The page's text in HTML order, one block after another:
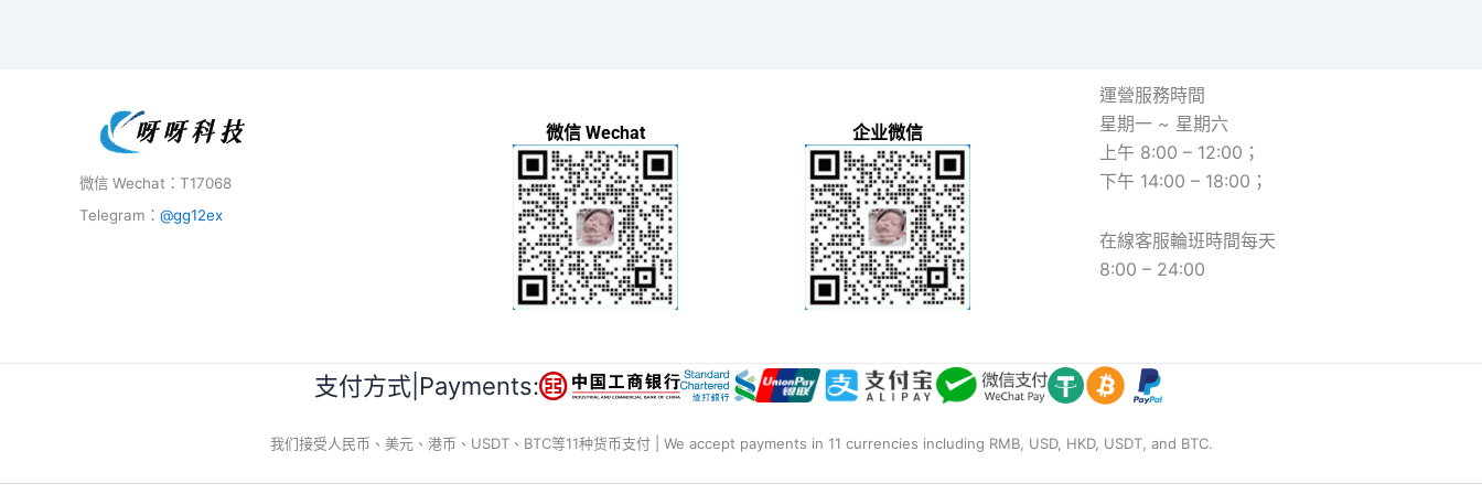
微信 Wechat：T17068
Telegram： @gg12ex
微信 Wechat 企业微信
運營服務時間
星期一 ~ 星期六
上午 8:00 – 12:00；
下午 14:00 – 18:00；
在線客服輪班時間每天
8:00 – 24:00
支付方式|Payments:
我们接受人民币、美元、港币、USDT、BTC等11种货币支付 | We accept payments in 11 currencies including RMB, USD, HKD, USDT, and BTC.